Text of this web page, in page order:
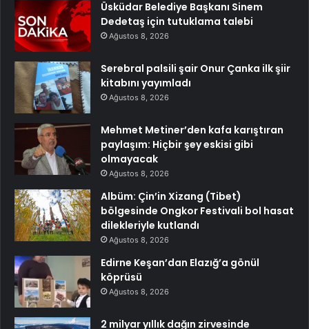
Üsküdar Belediye Başkanı Sinem
Dedetaş için tutuklama talebi
Ağustos 8, 2026
Serebral palsili şair Onur Çanka ilk şiir
kitabını yayımladı
Ağustos 8, 2026
Mehmet Metiner’den kafa karıştıran
paylaşım: Hiçbir şey eskisi gibi
olmayacak
Ağustos 8, 2026
Albüm: Çin’in Xizang (Tibet)
bölgesinde Ongkor Festivali bol hasat
dilekleriyle kutlandı
Ağustos 8, 2026
Edirne Keşan’dan Elazığ’a gönül
köprüsü
Ağustos 8, 2026
2 milyar yıllık dağın zirvesinde